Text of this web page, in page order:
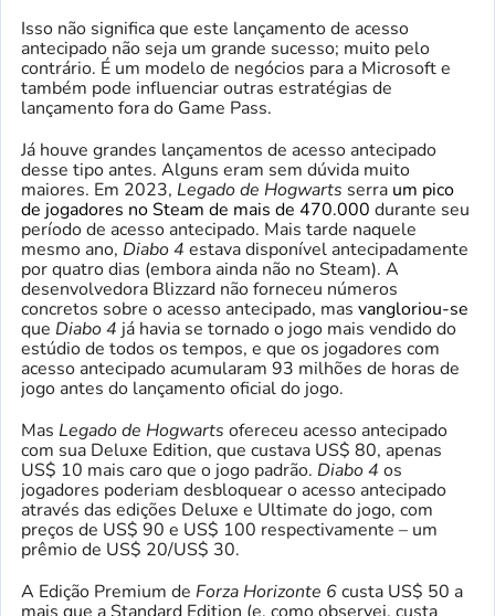
Isso não significa que este lançamento de acesso
antecipado não seja um grande sucesso; muito pelo
contrário. É um modelo de negócios para a Microsoft e
também pode influenciar outras estratégias de
lançamento fora do Game Pass.
Já houve grandes lançamentos de acesso antecipado
desse tipo antes. Alguns eram sem dúvida muito
maiores. Em 2023, Legado de Hogwarts serra um pico
de jogadores no Steam de mais de 470.000 durante seu
período de acesso antecipado. Mais tarde naquele
mesmo ano, Diabo 4 estava disponível antecipadamente
por quatro dias (embora ainda não no Steam). A
desenvolvedora Blizzard não forneceu números
concretos sobre o acesso antecipado, mas vangloriou-se
que Diabo 4 já havia se tornado o jogo mais vendido do
estúdio de todos os tempos, e que os jogadores com
acesso antecipado acumularam 93 milhões de horas de
jogo antes do lançamento oficial do jogo.
Mas Legado de Hogwarts ofereceu acesso antecipado
com sua Deluxe Edition, que custava US$ 80, apenas
US$ 10 mais caro que o jogo padrão. Diabo 4 os
jogadores poderiam desbloquear o acesso antecipado
através das edições Deluxe e Ultimate do jogo, com
preços de US$ 90 e US$ 100 respectivamente – um
prêmio de US$ 20/US$ 30.
A Edição Premium de Forza Horizonte 6custa US$ 50 a